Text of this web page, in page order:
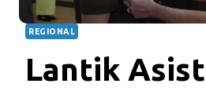
REGIONAL
Lantik